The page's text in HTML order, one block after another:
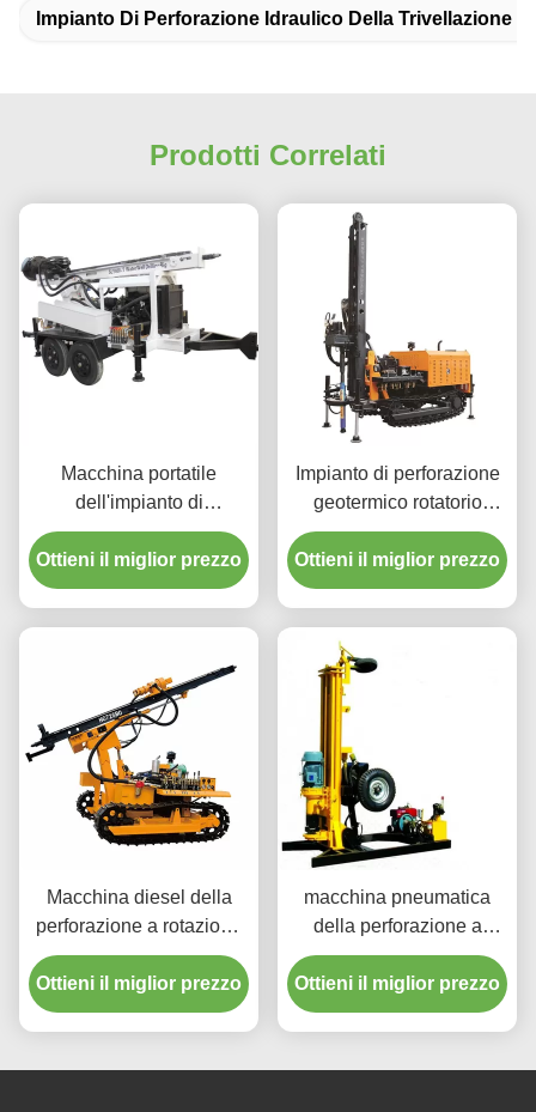
Impianto Di Perforazione Idraulico Della Trivellazione
Prodotti Correlati
Macchina portatile
dell'impianto di
perforazione della
trivellazione dell'acqua
montata rimorchio
Ottieni il miglior prezzo
Impianto di perforazione
geotermico rotatorio
diesel portatile della
trivellazione dell'acqua
Ottieni il miglior prezzo
Macchina diesel della
perforazione a rotazione
del pozzo d'acqua di
potere 30m
Ottieni il miglior prezzo
macchina pneumatica
della perforazione a
rotazione del pozzo
d'acqua di profondità di
150m
Ottieni il miglior prezzo